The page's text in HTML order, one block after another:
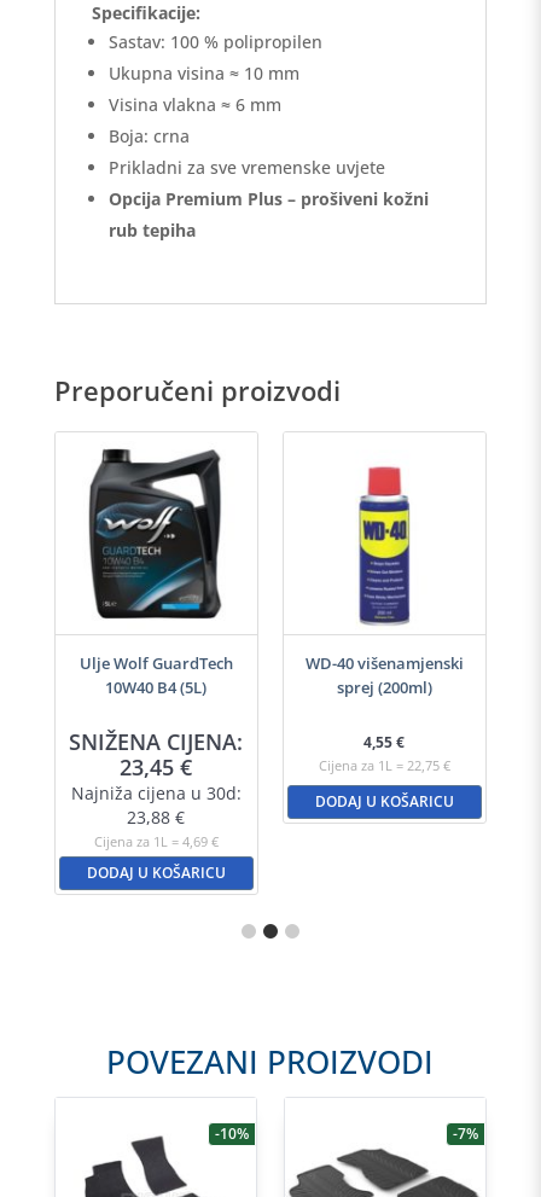
Specifikacije:
Sastav: 100 % polipropilen
Ukupna visina ≈ 10 mm
Visina vlakna ≈ 6 mm
Boja: crna
Prikladni za sve vremenske uvjete
Opcija Premium Plus – prošiveni kožni
rub tepiha
Preporučeni proizvodi
Ulje Wolf GuardTech
10W40 B4 (5L)
SNIŽENA CIJENA:
23,45€
Najniža cijena u 30d:
23,88€
Cijena za 1L = 4,69 €
DODAJ U KOŠARICU
WD-40 višenamjenski
sprej (200ml)
4,55€
Cijena za 1L = 22,75 €
DODAJ U KOŠARICU
POVEZANI PROIZVODI
-10% -7%